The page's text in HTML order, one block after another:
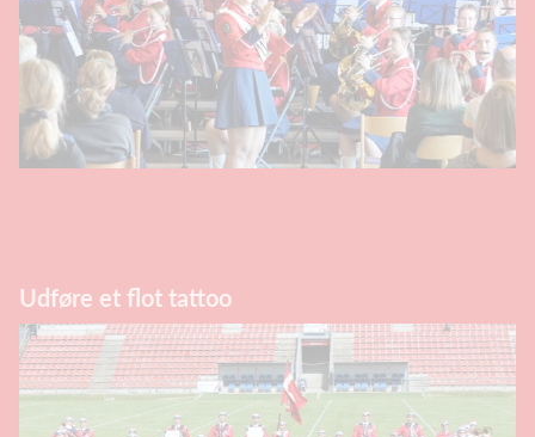
Udføre et flot tattoo